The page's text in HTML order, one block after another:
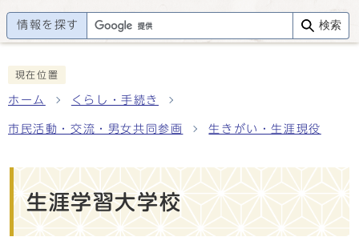
情報を探す 検索
現在位置
ホーム くらし・手続き
市民活動・交流・男女共同参画 生きがい・生涯現役
生涯学習大学校